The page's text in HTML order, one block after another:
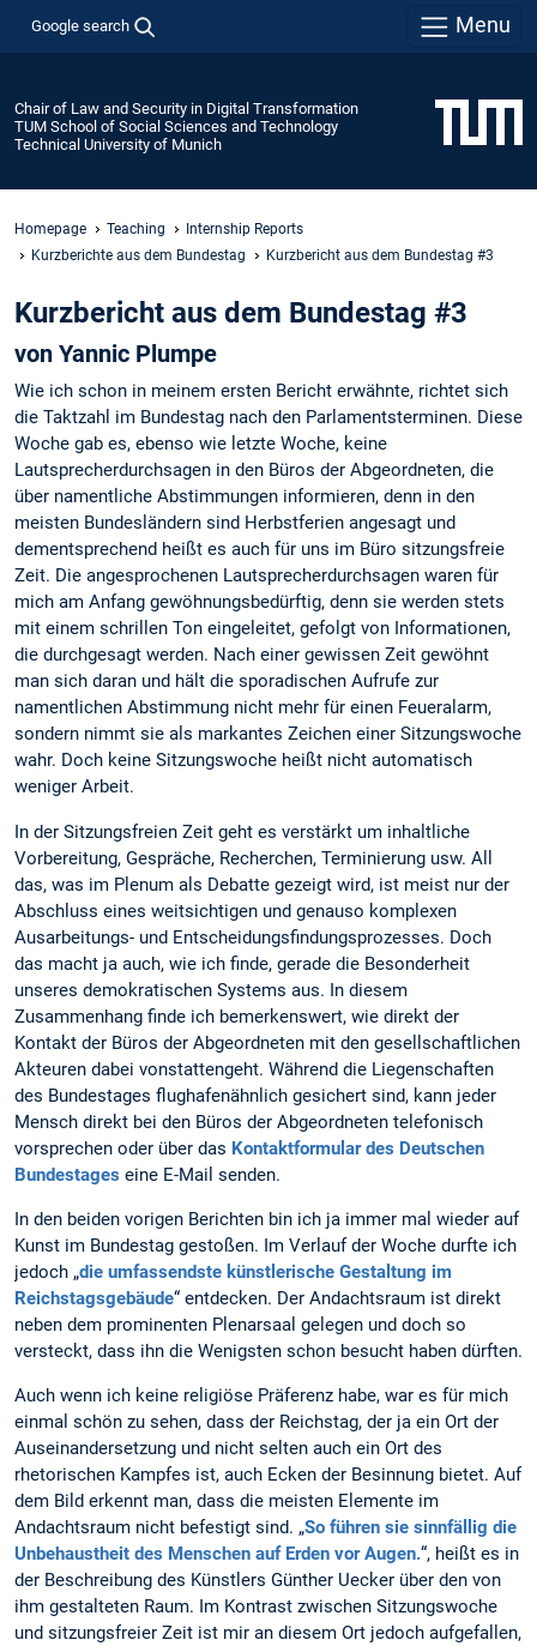
Google search Menu
Chair of Law and Security in Digital Transformation
TUM School of Social Sciences and Technology
Technical University of Munich
Homepage Teaching
Internship Reports
Kurzberichte aus dem Bundestag
Kurzbericht aus dem Bundestag #3
Kurzbericht aus dem Bundestag #3
von Yannic Plumpe
Wie ich schon in meinem ersten Bericht erwähnte, richtet sich
die Taktzahl im Bundestag nach den Parlamentsterminen. Diese
Woche gab es, ebenso wie letzte Woche, keine
Lautsprecherdurchsagen in den Büros der Abgeordneten, die
über namentliche Abstimmungen informieren, denn in den
meisten Bundesländern sind Herbstferien angesagt und
dementsprechend heißt es auch für uns im Büro sitzungsfreie
Zeit. Die angesprochenen Lautsprecherdurchsagen waren für
mich am Anfang gewöhnungsbedürftig, denn sie werden stets
mit einem schrillen Ton eingeleitet, gefolgt von Informationen,
die durchgesagt werden. Nach einer gewissen Zeit gewöhnt
man sich daran und hält die sporadischen Aufrufe zur
namentlichen Abstimmung nicht mehr für einen Feueralarm,
sondern nimmt sie als markantes Zeichen einer Sitzungswoche
wahr. Doch keine Sitzungswoche heißt nicht automatisch
weniger Arbeit.
In der Sitzungsfreien Zeit geht es verstärkt um inhaltliche
Vorbereitung, Gespräche, Recherchen, Terminierung usw. All
das, was im Plenum als Debatte gezeigt wird, ist meist nur der
Abschluss eines weitsichtigen und genauso komplexen
Ausarbeitungs- und Entscheidungsfindungsprozesses. Doch
das macht ja auch, wie ich finde, gerade die Besonderheit
unseres demokratischen Systems aus. In diesem
Zusammenhang finde ich bemerkenswert, wie direkt der
Kontakt der Büros der Abgeordneten mit den gesellschaftlichen
Akteuren dabei vonstattengeht. Während die Liegenschaften
des Bundestages flughafenähnlich gesichert sind, kann jeder
Mensch direkt bei den Büros der Abgeordneten telefonisch
vorsprechen oder über das Kontaktformular des Deutschen
Bundestages eine E-Mail senden.
In den beiden vorigen Berichten bin ich ja immer mal wieder auf
Kunst im Bundestag gestoßen. Im Verlauf der Woche durfte ich
jedoch „die umfassendste künstlerische Gestaltung im
Reichstagsgebäude“ entdecken. Der Andachtsraum ist direkt
neben dem prominenten Plenarsaal gelegen und doch so
versteckt, dass ihn die Wenigsten schon besucht haben dürften.
Auch wenn ich keine religiöse Präferenz habe, war es für mich
einmal schön zu sehen, dass der Reichstag, der ja ein Ort der
Auseinandersetzung und nicht selten auch ein Ort des
rhetorischen Kampfes ist, auch Ecken der Besinnung bietet. Auf
dem Bild erkennt man, dass die meisten Elemente im
Andachtsraum nicht befestigt sind. „So führen sie sinnfällig die
Unbehaustheit des Menschen auf Erden vor Augen.“, heißt es in
der Beschreibung des Künstlers Günther Uecker über den von
ihm gestalteten Raum. Im Kontrast zwischen Sitzungswoche
und sitzungsfreier Zeit ist mir an diesem Ort jedoch aufgefallen,